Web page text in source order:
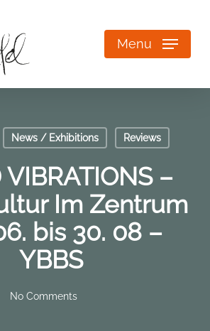
Menu
News / Exhibitions Reviews
VIBRATIONS –
Im Zentrum
bis 30. 08 –
YBBS
No Comments